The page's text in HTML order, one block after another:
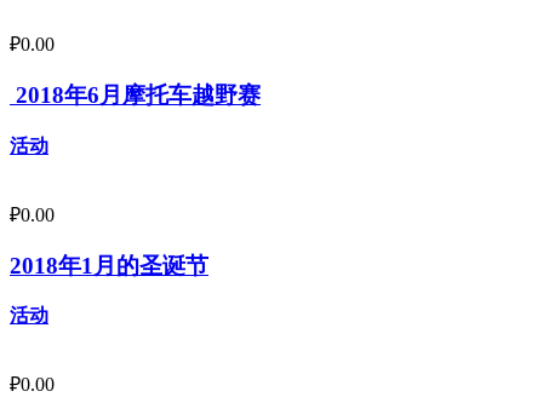
₽0.00
2018年6月摩托车越野赛
活动
₽0.00
2018年1月的圣诞节
活动
₽0.00